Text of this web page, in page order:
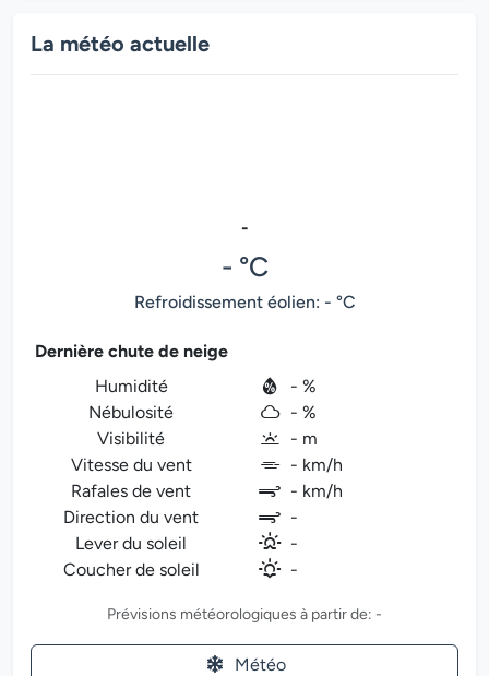
La météo actuelle
-
- °C
Refroidissement éolien: - °C
Dernière chute de neige
Humidité
- %
Nébulosité
- %
Visibilité
- m
Vitesse du vent
- km/h
Rafales de vent
- km/h
Direction du vent
-
Lever du soleil
-
Coucher de soleil
-
Prévisions météorologiques à partir de: -
Météo